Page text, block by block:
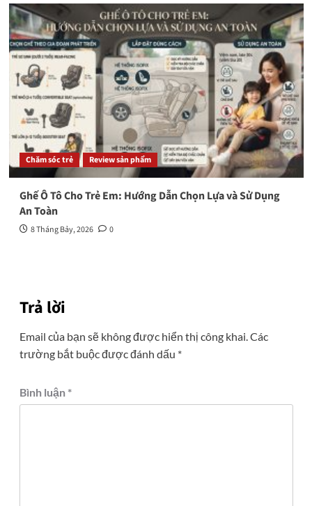
Chăm sóc trẻ Review sản phẩm
Ghế Ô Tô Cho Trẻ Em: Hướng Dẫn Chọn Lựa và Sử Dụng
An Toàn
8 Tháng Bảy, 2026 0
Trả lời
Email của bạn sẽ không được hiển thị công khai. Các
trường bắt buộc được đánh dấu *
Bình luận *